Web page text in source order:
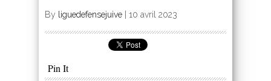
By liguedefensejuive 10 avril 2023
Pin It